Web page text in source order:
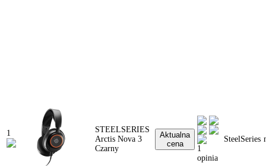
1
STEELSERIES
Arctis Nova 3
Czarny
Aktualna
cena
1
opinia
SteelSeries